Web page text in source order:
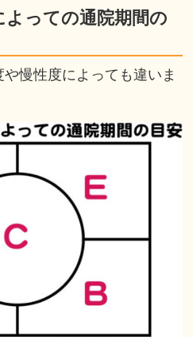
よっての通院期間の
慢性度によっても違いま